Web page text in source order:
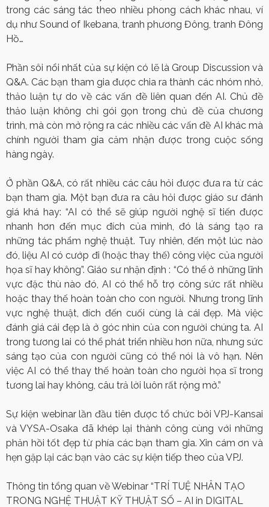
trong các sáng tác theo nhiều phong cách khác nhau, ví
dụ như Sound of Ikebana, tranh phương Đông, tranh Đông
Hồ…
Phần sôi nổi nhất của sự kiện có lẽ là Group Discussion và
Q&A. Các bạn tham gia được chia ra thành các nhóm nhỏ,
thảo luận tự do về các vấn đề liên quan đến AI. Chủ đề
thảo luận không chỉ gói gọn trong chủ đề của chương
trình, mà còn mở rộng ra các nhiều các vấn đề AI khác mà
chính người tham gia cảm nhận được trong cuộc sống
hàng ngày.
Ở phần Q&A, có rất nhiều các câu hỏi được đưa ra từ các
bạn tham gia. Một bạn đưa ra câu hỏi được giáo sư đánh
giá khá hay: “AI có thể sẽ giúp người nghệ sĩ tiến được
nhanh hơn đến mục đích của mình, đó là sáng tạo ra
những tác phẩm nghệ thuật. Tuy nhiên, đến một lúc nào
đó, liệu AI có cướp đi (hoặc thay thế) công việc của người
họa sĩ hay không”. Giáo sư nhận định : “Có thể ở những lĩnh
vực đặc thù nào đó, AI có thể hỗ trợ công sức rất nhiều
hoặc thay thế hoàn toàn cho con người. Nhưng trong lĩnh
vực nghệ thuật, đích đến cuối cùng là cái đẹp. Mà việc
đánh giá cái đẹp là ở góc nhìn của con người chúng ta. AI
trong tương lai có thể phát triển nhiều hơn nữa, nhưng sức
sáng tạo của con người cũng có thể nói là vô hạn. Nên
việc AI có thể thay thế hoàn toàn cho người họa sĩ trong
tương lai hay không, câu trả lời luôn rất rộng mở.”
Sự kiện webinar lần đầu tiên được tổ chức bởi VPJ-Kansai
và VYSA-Osaka đã khép lại thành công cùng với những
phản hồi tốt đẹp từ phía các bạn tham gia. Xin cám ơn và
hẹn gặp lại các bạn vào các sự kiện tiếp theo của VPJ.
Thông tin tổng quan về Webinar “TRÍ TUỆ NHÂN TẠO
TRONG NGHỆ THUẬT KỸ THUẬT SỐ – AI in DIGITAL